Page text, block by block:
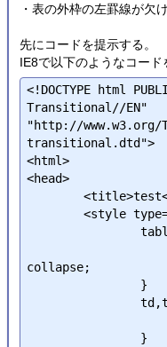
・表の外枠の左罫線が欠
先にコードを提示する。
IE8で以下のようなコード
<!DOCTYPE html
Transitional//EN"
"http://www.w3.org/
transitional.dtd">
<html>
<head>
	<title>test</title>
	<style type="text/css">
		table{
collapse;
		td,th{